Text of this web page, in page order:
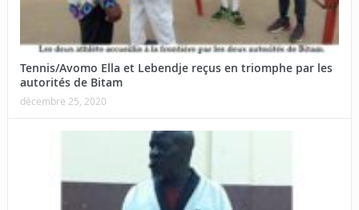
Tennis/Avomo Ella et Lebendje reçus en triomphe par les
autorités de Bitam
décembre 25, 2020